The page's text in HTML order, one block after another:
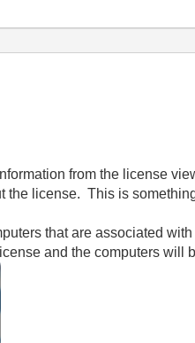
from the license
the license. This is
that are associated
and the computers will